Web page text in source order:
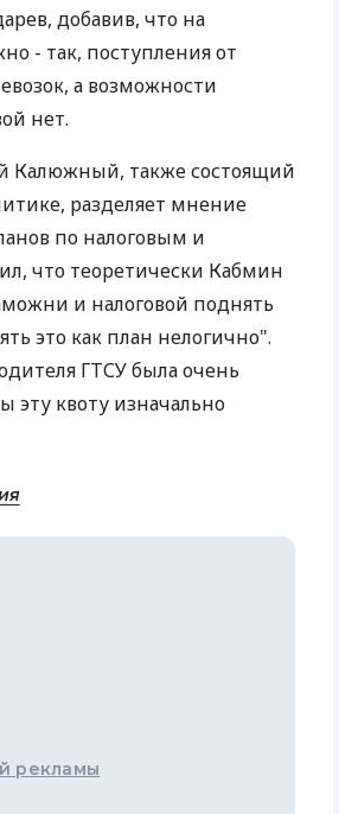
добавив, что на
- так, поступления от
а возможности
нет.
Калюжный, также состоящий
разделяет мнение
по налоговым и
что теоретически Кабмин
и налоговой поднять
это как план нелогично".
ГТСУ была очень
эту квоту изначально
рекламы